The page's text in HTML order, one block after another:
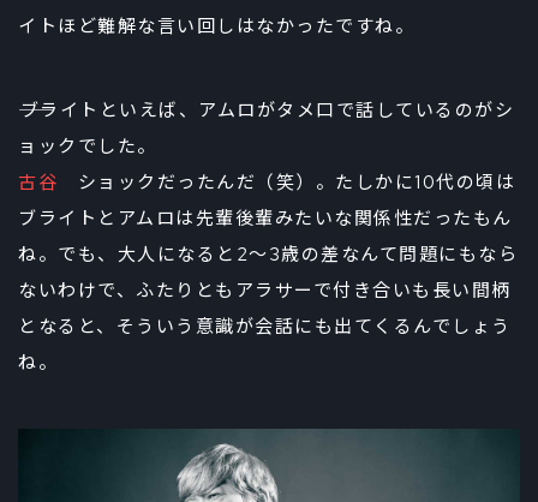
イトほど難解な言い回しはなかったですね。
――ブライトといえば、アムロがタメ口で話しているのがシ
ョックでした。
古谷 ショックだったんだ（笑）。たしかに10代の頃は
ブライトとアムロは先輩後輩みたいな関係性だったもん
ね。でも、大人になると2～3歳の差なんて問題にもなら
ないわけで、ふたりともアラサーで付き合いも長い間柄
となると、そういう意識が会話にも出てくるんでしょう
ね。